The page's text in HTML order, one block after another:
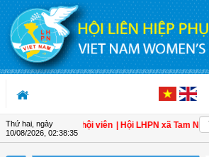
Truy cập nội dung luôn
Thứ hai, ngày
10/08/2026, 02:38:36
an toàn cho hội viên | Hội LHPN xã Tam Ngãi,